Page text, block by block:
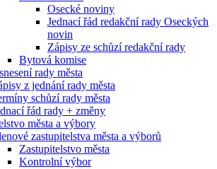
Osecké noviny
Jednací řád redakční rady Oseckých
novin
Zápisy ze schůzí redakční rady
Bytová komise
rady města
z jednání rady města
schůzí rady města
řád rady + změny
města a výbory
zastupitelstva města a výborů
Zastupitelstvo města
Kontrolní výbor